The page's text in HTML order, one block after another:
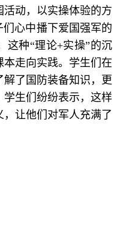
动，以实操体验的方
们心中播下爱国强军的
这种“理论+实操”的沉
走向实践。学生们在
了国防装备知识，更
生们纷纷表示，这样
让他们对军人充满了